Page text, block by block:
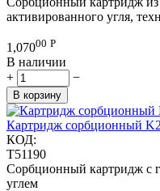
активированного угля,
1,07000 Р
В наличии
+
−
В корзину
Картридж сорбционный
КОД:
T51190
Сорбционный картридж с
углем